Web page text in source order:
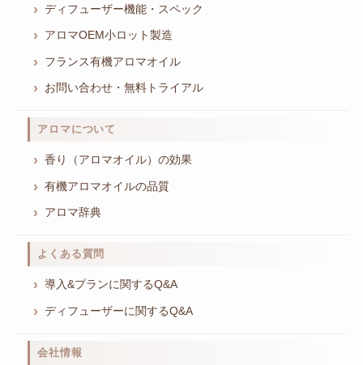
ディフューザー機能・スペック
アロマOEM小ロット製造
フランス有機アロマオイル
お問い合わせ・無料トライアル
アロマについて
香り（アロマオイル）の効果
有機アロマオイルの品質
アロマ辞典
よくある質問
導入&プランに関するQ&A
ディフューザーに関するQ&A
会社情報